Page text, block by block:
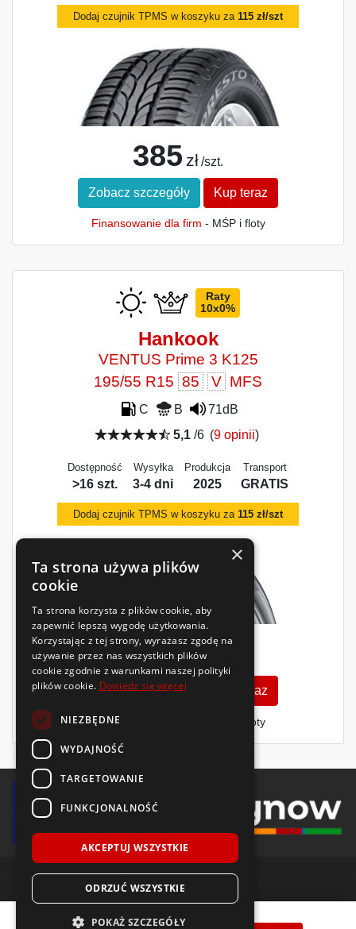
Dodaj czujnik TPMS w koszyku za 115 zł/szt
385 zł /szt.
Zobacz szczegóły Kup teraz
Finansowanie dla firm - MŚP i floty
Raty
10x0%
Hankook
VENTUS Prime 3 K125
195/55 R15 85 V MFS
C B
71dB
5,1 /6 (9 opinii)
Dostępność
>16 szt.
Wysyłka
3-4 dni
Produkcja
2025
Transport
GRATIS
Dodaj czujnik TPMS w koszyku za 115 zł/szt
391 zł/szt.
Zobacz szczegóły Kup teraz
Finansowanie dla firm - MŚP i floty
© 2018-2026 Voida.pl. Wszelkie prawa zastrzeżone.
Nexen N'FERA SU4
×
Ta strona używa plików
cookie
Ta strona korzysta z plików cookie, aby
zapewnić lepszą wygodę użytkowania.
Korzystając z tej strony, wyrażasz zgodę na
używanie przez nas wszystkich plików
cookie zgodnie z warunkami naszej polityki
plików cookie. Dowiedz się więcej
NIEZBĘDNE
WYDAJNOŚĆ
TARGETOWANIE
FUNKCJONALNOŚĆ
AKCEPTUJ WSZYSTKIE
ODRZUĆ WSZYSTKIE
POKAŻ SZCZEGÓŁY